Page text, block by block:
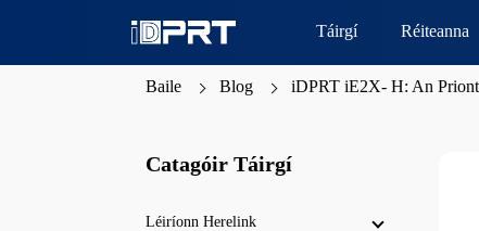
Táirgí Réiteanna
Baile Blog iDPRT iE2X- H: An
Catagóir Táirgí
Léiríonn Herelink